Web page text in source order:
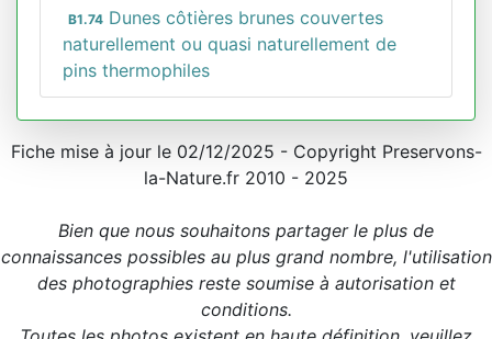
B1.74 Dunes côtières brunes couvertes
naturellement ou quasi naturellement de
pins thermophiles
Fiche mise à jour le 02/12/2025 - Copyright Preservons-
la-Nature.fr 2010 - 2025
Bien que nous souhaitons partager le plus de
connaissances possibles au plus grand nombre, l'utilisation
des photographies reste soumise à autorisation et
conditions.